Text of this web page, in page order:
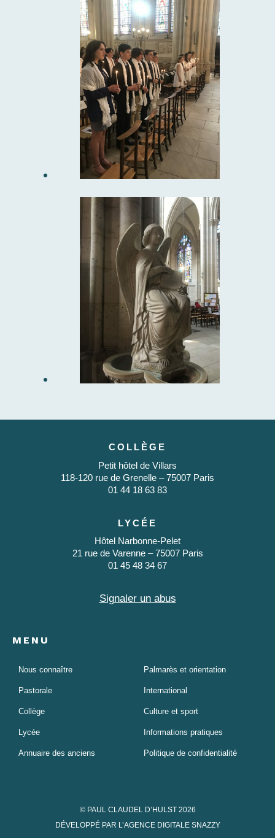
COLLÈGE
Petit hôtel de Villars
118-120 rue de Grenelle – 75007 Paris
01 44 18 63 83
LYCÉE
Hôtel Narbonne-Pelet
21 rue de Varenne – 75007 Paris
01 45 48 34 67
Signaler un abus
MENU
Nous connaître
Pastorale
Collège
Lycée
Annuaire des anciens
Palmarès et orientation
International
Culture et sport
Informations pratiques
Politique de confidentialité
© PAUL CLAUDEL D’HULST 2026
DÉVELOPPÉ PAR L’AGENCE DIGITALE SNAZZY